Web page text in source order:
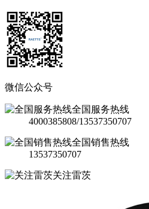
微信公众号
全国服务热线
4000385808/13537350707
全国销售热线
13537350707
关注雷茨